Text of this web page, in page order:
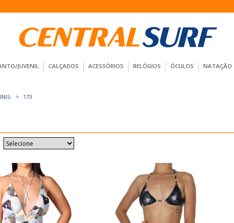
JUVENIL CALÇADOS ACESSÓRIOS RELÓGIOS ÓCULOS NATAÇÃO
173